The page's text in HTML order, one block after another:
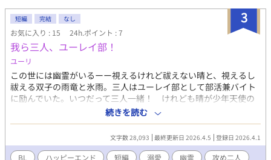
3
短編 完結 なし
お気に入り : 15 24h.ポイント : 7
我ら三人、ユーレイ部！
ユーリ
この世には幽霊がいるーー視えるけれど祓えない晴と、視えるし
祓える双子の雨竜と氷雨。三人はユーレイ部として部活兼バイト
に励んでいた。いつだって三人一緒！ けれども晴が少年天使の
幽霊に憑かれたり、新しい顧問にプロポーズされちゃったり！？
「お前が勝手に殺されることはねえよ」「お前は俺らが一生かけ
て守んだよ」沸点の低い双子の攻×双子の霊力増幅器な受「死ぬ
時は三人一緒！」ーー三人の毎日はドタバタわちゃわちゃです！
続きを読む
文字数 28,093 最終更新日 2026.4.5 登録日 2026.4.1
BL ハッピーエンド 短編 溺愛 幽霊
攻め二人